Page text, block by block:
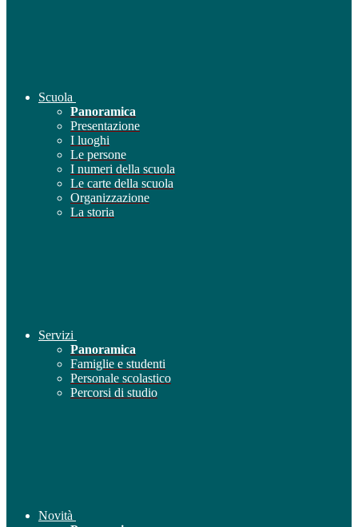
Scuola
Panoramica
Presentazione
I luoghi
Le persone
I numeri della scuola
Le carte della scuola
Organizzazione
La storia
Servizi
Panoramica
Famiglie e studenti
Personale scolastico
Percorsi di studio
Novità